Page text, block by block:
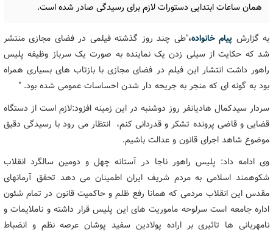
همان ساعات ابتدایی دستورات لازم برای رسیدگی صادر شده است.
به گزارش پیام خانواده،"طی چند روز گذشته فیلمی در فضای مجازی منتشر
شد که حکایت از سیلی زدن یک نماینده به صورت یک سرباز وظیفه پلیس
راهور داشت انتشار این فیلم در فضای مجازی با بازتاب های بسیاری همراه
بود به گونه ای که منجر به جریحه دار شدن احساسات عمومی شده بود. "
سردار سیدکمال هادیانفر روز دوشنبه در این زمینه افزود:لازم است از دستگاه
قضایی و قاضی پرونده تشکر و قدردانی کنم، انتظار می رود با رسیدگی دقیق
موضوع شاهد اجرای قانون و عدالت باشیم.
وی ادامه داد: پلیس راهور ناجا در آستانه چهل و دومین سالگرد انقلاب
شکوهمند اسلامی به مردم شریف ایران اطمینان می دهد تحقق آرمانهای
مقدس این انقلاب مردمی که همانا رفع ظلم و حاکمیت قانون در تمام شئون
اداره جامعه است سرلوحه ماموریت های این پلیس قرار داشته و ناملایمات و
نامهربانی ها تاثیری بر اراده پولادین سفید پوشان عرصه نظم و انضباط